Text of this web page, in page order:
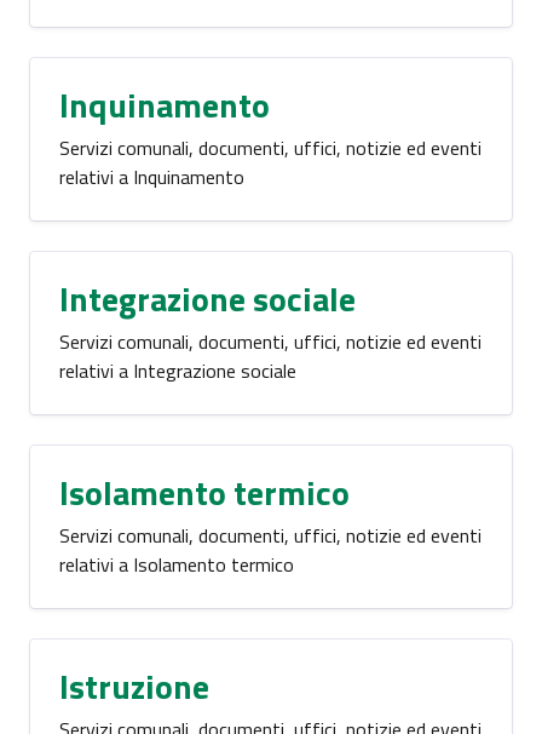
Inquinamento
Servizi comunali, documenti, uffici, notizie ed eventi
relativi a Inquinamento
Integrazione sociale
Servizi comunali, documenti, uffici, notizie ed eventi
relativi a Integrazione sociale
Isolamento termico
Servizi comunali, documenti, uffici, notizie ed eventi
relativi a Isolamento termico
Istruzione